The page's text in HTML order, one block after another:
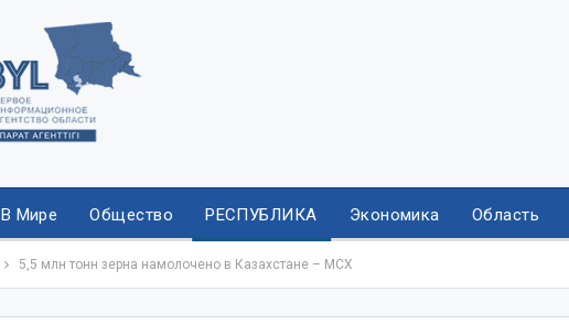
В Мире Общество РЕСПУБЛИКА Экономика Область
5,5 млн тонн зерна намолочено в Казахстане – МСХ